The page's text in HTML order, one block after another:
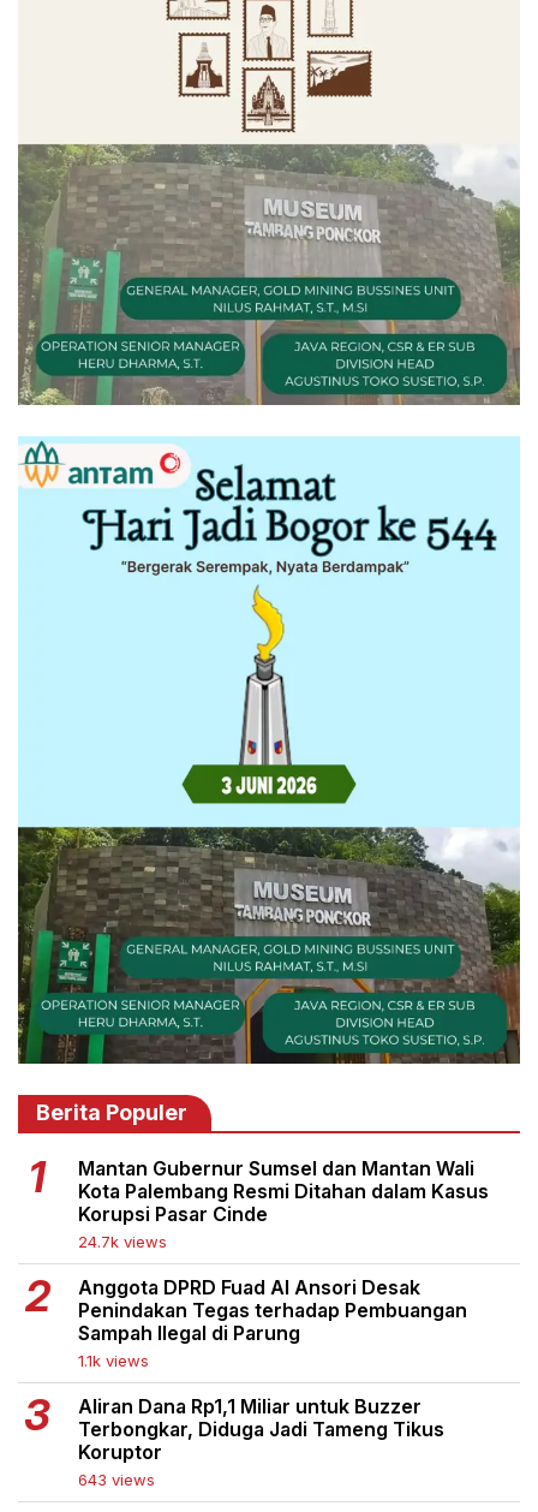
Berita Populer
Mantan Gubernur Sumsel dan Mantan Wali
Kota Palembang Resmi Ditahan dalam Kasus
Korupsi Pasar Cinde
24.7k views
Anggota DPRD Fuad Al Ansori Desak
Penindakan Tegas terhadap Pembuangan
Sampah Ilegal di Parung
1.1k views
Aliran Dana Rp1,1 Miliar untuk Buzzer
Terbongkar, Diduga Jadi Tameng Tikus
Koruptor
643 views